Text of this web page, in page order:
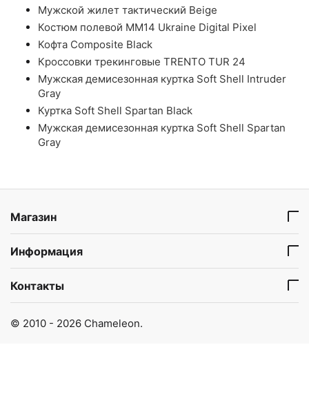
Мужской жилет тактический Beige
Костюм полевой ММ14 Ukraine Digital Pixel
Кофта Composite Black
Кроссовки трекинговые TRENTO TUR 24
Мужская демисезонная куртка Soft Shell Intruder
Gray
Куртка Soft Shell Spartan Black
Мужская демисезонная куртка Soft Shell Spartan
Gray
Магазин
Информация
Контакты
© 2010 - 2026 Chameleon.